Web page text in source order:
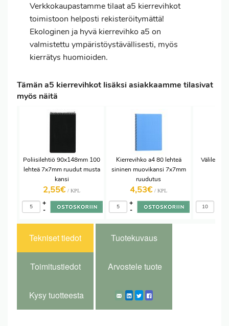
Verkkokaupastamme tilaat a5 kierrevihkot
toimistoon helposti rekisteröitymättä!
Ekologinen ja hyvä kierrevihko a5 on
valmistettu ympäristöystävällisesti, myös
kierrätys huomioiden.
Tämän a5 kierrevihkot lisäksi asiakkaamme tilasivat
myös näitä
Poliisilehtiö 90x148mm 100
lehteä 7x7mm ruudut musta
kansi
2,55€ / KPL
-
+
Kierrevihko a4 80 lehteä
sininen muovikansi 7x7mm
ruudutus
4,53€ / KPL
-
+
Välilehti
Tekniset tiedot Tuotekuvaus
Toimitustiedot Arvostele tuote
Kysy tuotteesta